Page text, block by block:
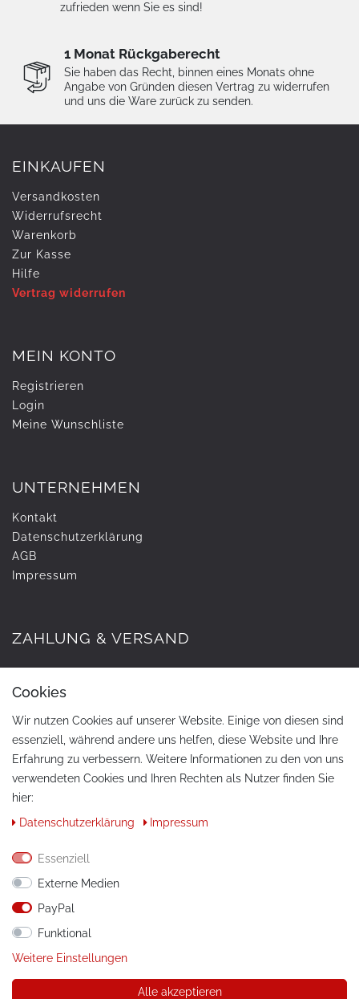
zufrieden wenn Sie es sind!
1 Monat Rückgaberecht
Sie haben das Recht, binnen eines Monats ohne
Angabe von Gründen diesen Vertrag zu widerrufen
und uns die Ware zurück zu senden.
EINKAUFEN
Versandkosten
Widerrufs­recht
Warenkorb
Zur Kasse
Hilfe
Vertrag widerrufen
MEIN KONTO
Registrieren
Login
Meine Wunschliste
UNTERNEHMEN
Kontakt
Daten­schutz­erklärung
AGB
Impressum
ZAHLUNG & VERSAND
ANLEITUNGEN
Montageanleitungen
Cookies
Wir nutzen Cookies auf unserer Website. Einige von diesen sind
essenziell, während andere uns helfen, diese Website und Ihre
Erfahrung zu verbessern. Weitere Informationen zu den von uns
verwendeten Cookies und Ihren Rechten als Nutzer finden Sie
hier:
Daten­schutz­erklärung
Impressum
Essenziell
Externe Medien
PayPal
Funktional
Weitere Einstellungen
Alle akzeptieren